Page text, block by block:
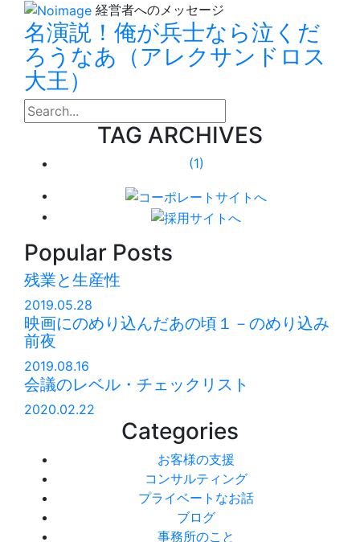
経営者へのメッセージ
名演説！俺が兵士なら泣くだ
ろうなあ（アレクサンドロス
大王）
search
TAG ARCHIVES
(1)
Popular Posts
残業と生産性
2019.05.28
映画にのめり込んだあの頃１－のめり込み
前夜
2019.08.16
会議のレベル・チェックリスト
2020.02.22
Categories
お客様の支援
コンサルティング
プライベートなお話
ブログ
事務所のこと